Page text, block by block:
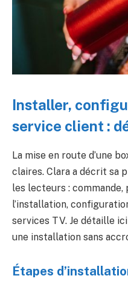
Installer,
service client :
La mise en route d’une
claires. Clara a décrit sa
les lecteurs : commande,
l’installation,
services TV. Je détaille
une installation sans
Étapes